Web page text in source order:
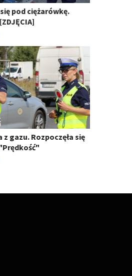
pod ciężarówkę.
gazu. Rozpoczęła się